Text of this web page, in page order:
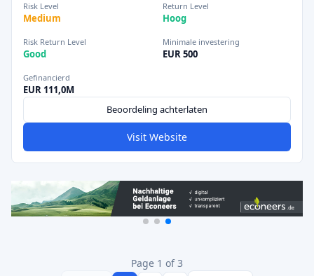
Risk Level
Medium
Return Level
Hoog
Risk Return Level
Good
Minimale investering
EUR 500
Gefinancierd
EUR 111,0M
Beoordeling achterlaten
Visit Website
Page 1 of 3